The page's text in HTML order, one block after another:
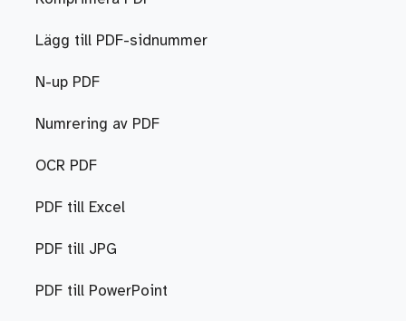
Lägg till PDF-sidnummer
N-up PDF
Numrering av PDF
OCR PDF
PDF till Excel
PDF till JPG
PDF till PowerPoint